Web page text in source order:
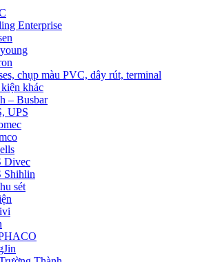
Enterprise
chụp màu PVC, dây rút, terminal
khác
– Busbar
UPS
Divec
Shihlin
sét